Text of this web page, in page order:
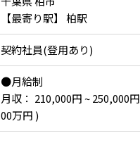
【最寄り駅】 柏駅
契約社員(登用あり)
●月給制
月収： 210,000円 ~ 250,000円
00万円 )